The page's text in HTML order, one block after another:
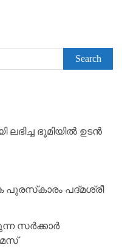
ലഭിച്ച ഭൂമിയിൽ ഉടൻ
പുരസ്‌കാരം പദ്മശ്രീ
സർക്കാർ